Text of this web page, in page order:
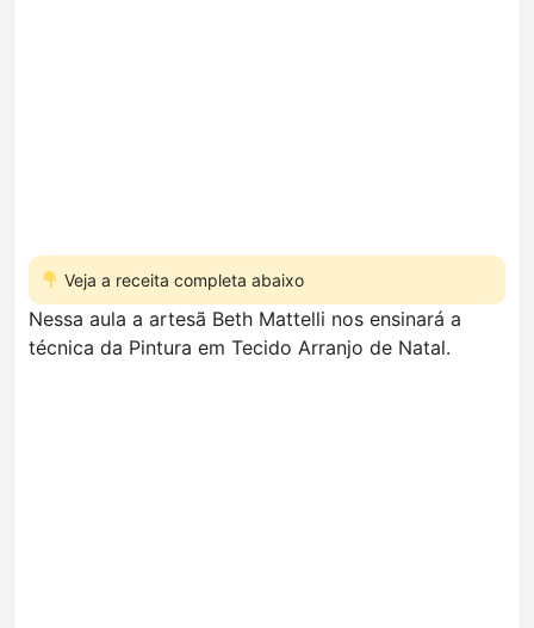
Veja a receita completa abaixo
Nessa aula a artesã Beth Mattelli nos ensinará a
técnica da Pintura em Tecido Arranjo de Natal.